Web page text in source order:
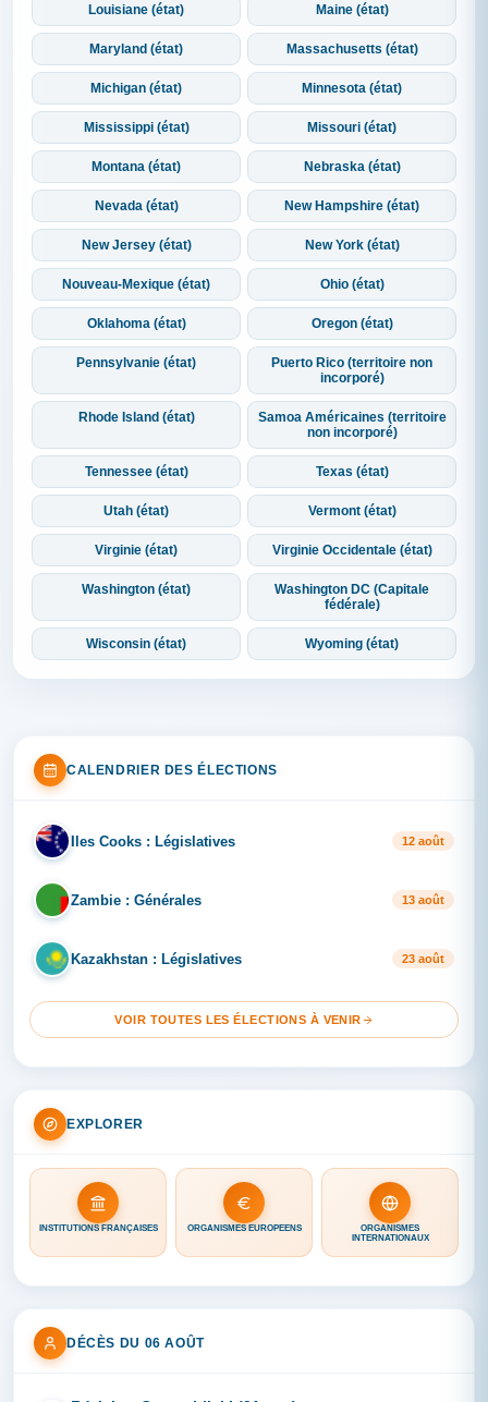
Louisiane (état) Maine (état)
Maryland (état) Massachusetts (état)
Michigan (état) Minnesota (état)
Mississippi (état) Missouri (état)
Montana (état) Nebraska (état)
Nevada (état) New Hampshire (état)
New Jersey (état) New York (état)
Nouveau-Mexique (état) Ohio (état)
Oklahoma (état) Oregon (état)
Pennsylvanie (état)
Puerto Rico (territoire non
incorporé)
Rhode Island (état)
Samoa Américaines (territoire
non incorporé)
Tennessee (état) Texas (état)
Utah (état) Vermont (état)
Virginie (état) Virginie Occidentale (état)
Washington (état)
Washington DC (Capitale
fédérale)
Wisconsin (état) Wyoming (état)
CALENDRIER DES ÉLECTIONS
IL Iles Cooks : Législatives 12 août
ZA Zambie : Générales 13 août
KA Kazakhstan : Législatives 23 août
VOIR TOUTES LES ÉLECTIONS À VENIR
EXPLORER
INSTITUTIONS FRANÇAISES ORGANISMES EUROPÉENS
ORGANISMES
INTERNATIONAUX
DÉCÈS DU 06 AOÛT